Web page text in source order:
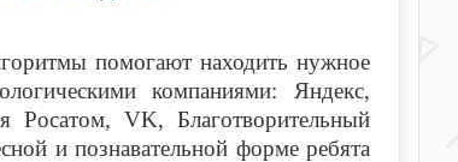
помогают находить нужное
компаниями: Яндекс,
Росатом, VK, Благотворительный
и познавательной форме ребята